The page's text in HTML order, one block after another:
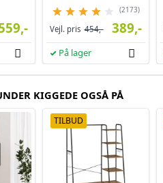
- mk08
- pk08
- s08/608
Hvid - m08/308
hvid
(2173)
Vejl. pris 454,- 389,-
På lager
KIGGEDE OGSÅ PÅ
TILBUD